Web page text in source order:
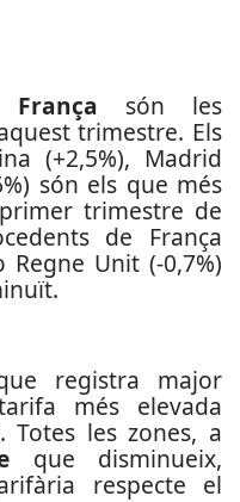
França són les
trimestre. Els
(+2,5%), Madrid
són els que més
trimestre de
de França
Regne Unit (-0,7%)
registra major
més elevada
Totes les zones, a
que disminueix,
respecte el